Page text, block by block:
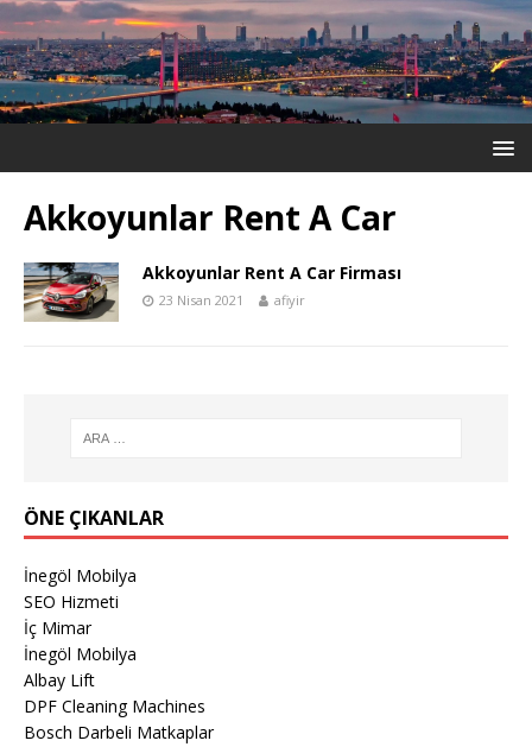
Akkoyunlar Rent A Car
Akkoyunlar Rent A Car Firması
23 Nisan 2021 afiyir
ÖNE ÇIKANLAR
İnegöl Mobilya
SEO Hizmeti
İç Mimar
İnegöl Mobilya
Albay Lift
DPF Cleaning Machines
Bosch Darbeli Matkaplar